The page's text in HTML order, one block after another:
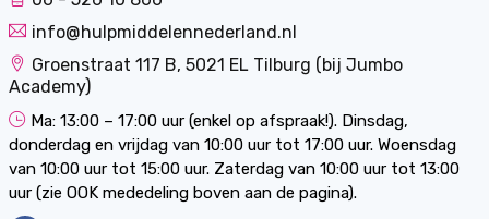
info@hulpmiddelennederland.nl
Groenstraat 117 B, 5021 EL Tilburg (bij Jumbo
Academy)
Ma: 13:00 – 17:00 uur (enkel op afspraak!). Dinsdag,
donderdag en vrijdag van 10:00 uur tot 17:00 uur. Woensdag
van 10:00 uur tot 15:00 uur. Zaterdag van 10:00 uur tot 13:00
uur (zie OOK mededeling boven aan de pagina).